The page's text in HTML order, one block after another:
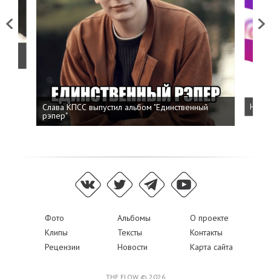
Previous
Слава КПСС выпустил альбом "Единственный
рэпер"
Next
Фото Альбомы
О проекте
Клипы
Тексты
Контакты
Рецензии
Новости Карта сайта
THE FLOW © 2026